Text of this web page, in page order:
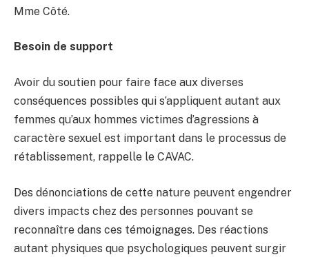
Mme Côté.
Besoin de support
Avoir du soutien pour faire face aux diverses
conséquences possibles qui s’appliquent autant aux
femmes qu’aux hommes victimes d’agressions à
caractère sexuel est important dans le processus de
rétablissement, rappelle le CAVAC.
Des dénonciations de cette nature peuvent engendrer
divers impacts chez des personnes pouvant se
reconnaître dans ces témoignages. Des réactions
autant physiques que psychologiques peuvent surgir